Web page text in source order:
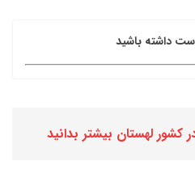
داشته باشید
کشور لهستان بیشتر بدانید